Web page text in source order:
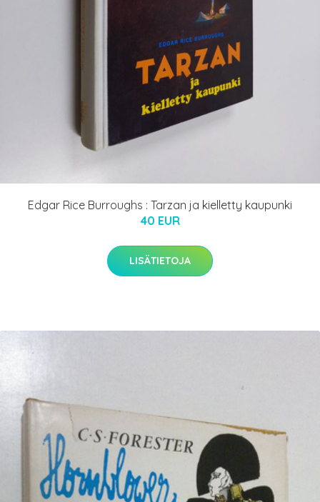
Edgar Rice Burroughs : Tarzan ja kielletty kaupunki
40 EUR
LISÄTIETOJA